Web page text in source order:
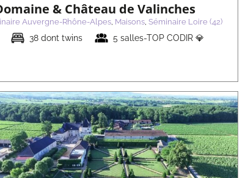
& Château de Valinches
Auvergne-Rhône-Alpes, Maisons, Séminaire Loire (42)
38 dont twins 5 salles-TOP CODIR 💎